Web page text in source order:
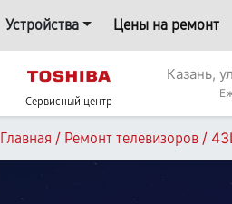
Устройства Цены на ремонт
Сервисный центр
Казань,
Главная / Ремонт телевизоров /